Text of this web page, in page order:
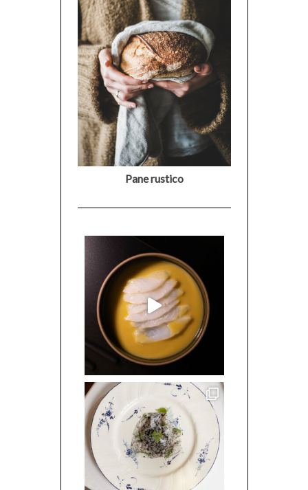
Pane rustico